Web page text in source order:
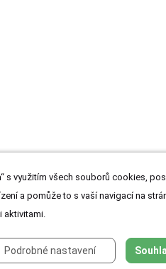
s využitím všech souborů cookies,
a pomůže to s vaší navigací na
aktivitami.
Podrobné nastavení